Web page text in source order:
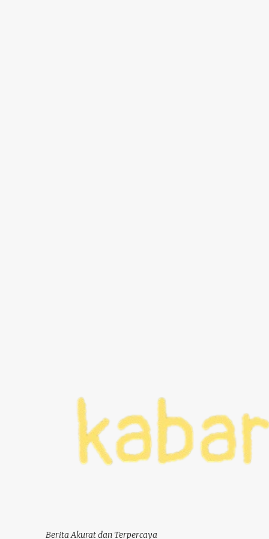
Berita Akurat dan Terpercaya